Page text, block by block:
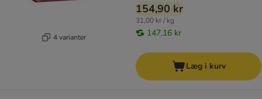
4 varianter
154,90 kr
31,00 kr / kg
147,16 kr
Læg i kurv